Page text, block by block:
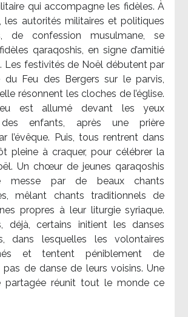
qui accompagne les fidèles. À
les autorités militaires et politiques
de confession musulmane, se
qaraqoshis, en signe d’amitié
Les festivités de Noël débutent par
du Feu des Bergers sur le parvis,
résonnent les cloches de l’église.
est allumé devant les yeux
des enfants, après une prière
l’évêque. Puis, tous rentrent dans
pleine à craquer, pour célébrer la
Un chœur de jeunes qaraqoshis
messe par de beaux chants
mêlant chants traditionnels de
propres à leur liturgie syriaque.
déjà, certains initient les danses
dans lesquelles les volontaires
et tentent péniblement de
pas de danse de leurs voisins. Une
partagée réunit tout le monde ce